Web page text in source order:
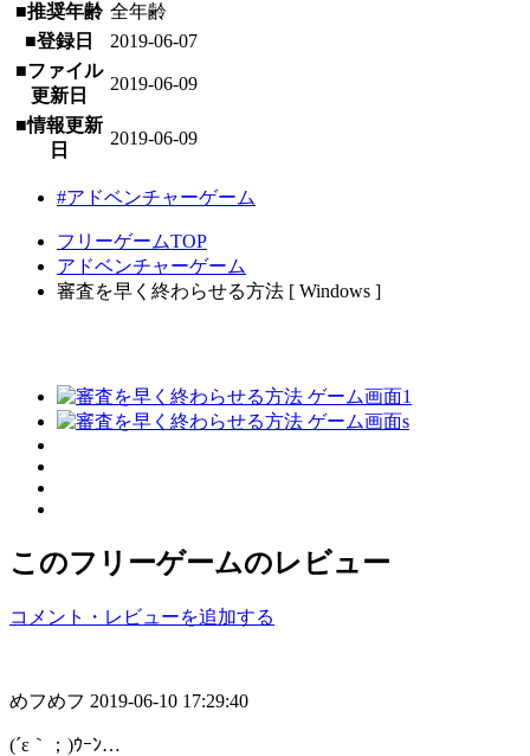
■推奨年齢 全年齢
■登録日
2019-06-07
■ファイル
更新日
2019-06-09
■情報更新
日
2019-06-09
#アドベンチャーゲーム
フリーゲームTOP
アドベンチャーゲーム
審査を早く終わらせる方法 [ Windows ]
このフリーゲームのレビュー
コメント・レビューを追加する
めフめフ 2019-06-10 17:29:40
(´ε｀；)ｳｰﾝ…